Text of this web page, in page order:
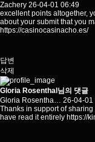
Zachery 26-04-01 06:49
excellent points altogether,
about your submit that you
https://casinocasinacho.es/
답변
삭제
Gloria Rosenthal님의 댓글
Gloria Rosentha… 26-04-01
Thanks in support of
have read it entirely https://